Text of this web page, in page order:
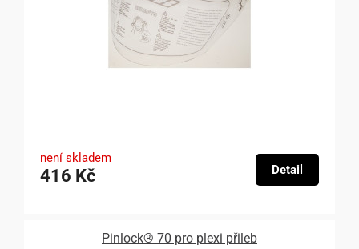
není skladem
416 Kč Detail
Pinlock® 70 pro plexi přileb